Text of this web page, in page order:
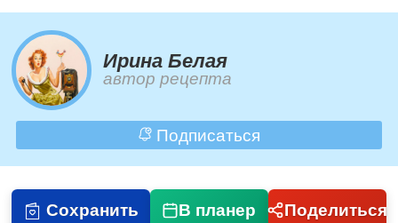
Ирина Белая
автор рецепта
Подписаться
Сохранить В планер Поделиться